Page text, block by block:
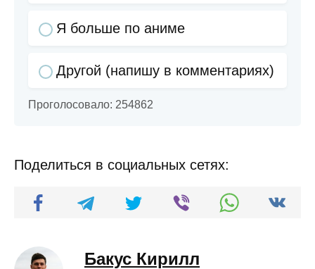
Я больше по аниме
Другой (напишу в комментариях)
Проголосовало: 254862
Поделиться в социальных сетях:
Бакус Кирилл